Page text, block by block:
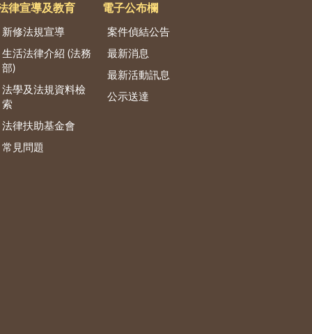
律宣導及教育
新修法規宣導
生活法律介紹 (法務
部)
法學及法規資料檢
索
法律扶助基金會
常見問題
電子公布欄
案件偵結公告
最新消息
最新活動訊息
公示送達